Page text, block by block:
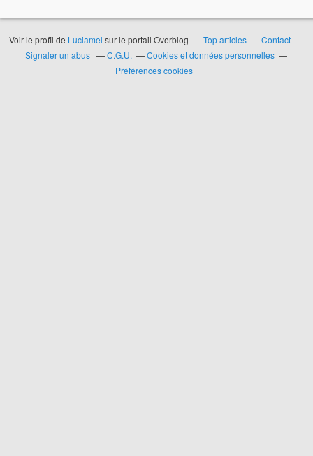
Voir le profil de Luciamel sur le portail Overblog Top articles
Contact
Signaler un abus
C.G.U.
Cookies et données personnelles
Préférences cookies